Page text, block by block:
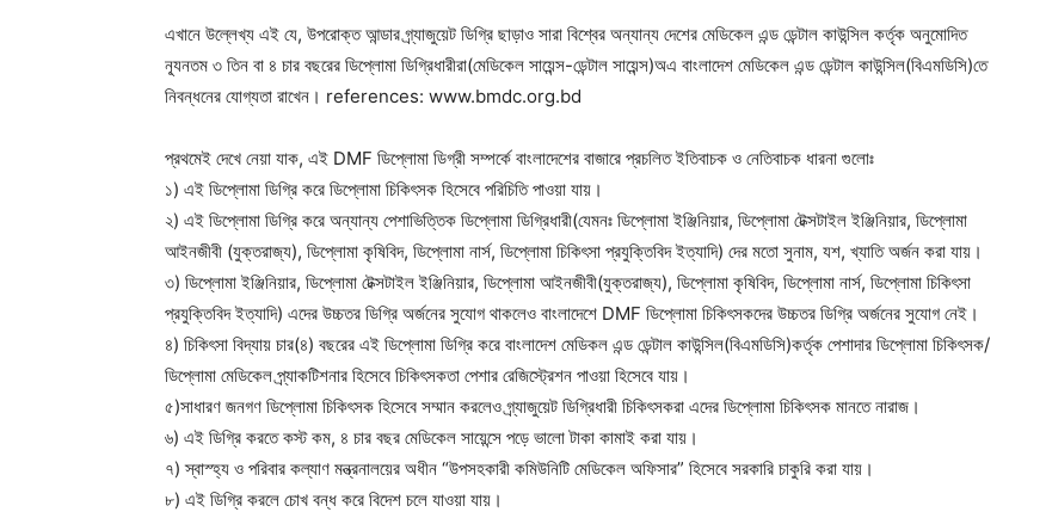
এখানে উল্লেখ্য এই যে, উপরোক্ত আন্ডার গ্র্যাজুয়েট ডিগ্রি ছাড়াও সারা বিশ্বের অন্যান্য দেশের মেডিকেল এন্ড ডেন্টাল কাউন্সিল কর্তৃক অনুমোদিত
ন্যূনতম ৩ তিন বা ৪ চার বছরের ডিপ্লোমা ডিগ্রিধারীরা(মেডিকেল সায়েন্স-ডেন্টাল সায়েন্স)অএ বাংলাদেশ মেডিকেল এন্ড ডেন্টাল কাউন্সিল(বিএমডিসি)তে
নিবন্ধনের যোগ্যতা রাখেন। references: www.bmdc.org.bd
প্রথমেই দেখে নেয়া যাক, এই DMF ডিপ্লোমা ডিগ্রী সম্পর্কে বাংলাদেশের বাজারে প্রচলিত ইতিবাচক ও নেতিবাচক ধারনা গুলোঃ
১) এই ডিপ্লোমা ডিগ্রি করে ডিপ্লোমা চিকিৎসক হিসেবে পরিচিতি পাওয়া যায়।
২) এই ডিপ্লোমা ডিগ্রি করে অন্যান্য পেশাভিত্তিক ডিপ্লোমা ডিগ্রিধারী(যেমনঃ ডিপ্লোমা ইঞ্জিনিয়ার, ডিপ্লোমা টেক্সটাইল ইঞ্জিনিয়ার, ডিপ্লোমা
আইনজীবী (যুক্তরাজ্য), ডিপ্লোমা কৃষিবিদ, ডিপ্লোমা নার্স, ডিপ্লোমা চিকিৎসা প্রযুক্তিবিদ ইত্যাদি) দের মতো সুনাম, যশ, খ্যাতি অর্জন করা যায়।
৩) ডিপ্লোমা ইঞ্জিনিয়ার, ডিপ্লোমা টেক্সটাইল ইঞ্জিনিয়ার, ডিপ্লোমা আইনজীবী(যুক্তরাজ্য), ডিপ্লোমা কৃষিবিদ, ডিপ্লোমা নার্স, ডিপ্লোমা চিকিৎসা
প্রযুক্তিবিদ ইত্যাদি) এদের উচ্চতর ডিগ্রি অর্জনের সুযোগ থাকলেও বাংলাদেশে DMF ডিপ্লোমা চিকিৎসকদের উচ্চতর ডিগ্রি অর্জনের সুযোগ নেই।
৪) চিকিৎসা বিদ্যায় চার(৪) বছরের এই ডিপ্লোমা ডিগ্রি করে বাংলাদেশ মেডিকল এন্ড ডেন্টাল কাউন্সিল(বিএমডিসি)কর্তৃক পেশাদার ডিপ্লোমা চিকিৎসক/
ডিপ্লোমা মেডিকেল প্র্যাকটিশনার হিসেবে চিকিৎসকতা পেশার রেজিস্ট্রেশন পাওয়া হিসেবে যায়।
৫)সাধারণ জনগণ ডিপ্লোমা চিকিৎসক হিসেবে সম্মান করলেও গ্র্যাজুয়েট ডিগ্রিধারী চিকিৎসকরা এদের ডিপ্লোমা চিকিৎসক মানতে নারাজ।
৬) এই ডিগ্রি করতে কস্ট কম, ৪ চার বছর মেডিকেল সায়েন্সে পড়ে ভালো টাকা কামাই করা যায়।
৭) স্বাস্হ্য ও পরিবার কল্যাণ মন্ত্রনালয়ের অধীন “উপসহকারী কমিউনিটি মেডিকেল অফিসার” হিসেবে সরকারি চাকুরি করা যায়।
৮) এই ডিগ্রি করলে চোখ বন্ধ করে বিদেশ চলে যাওয়া যায়।